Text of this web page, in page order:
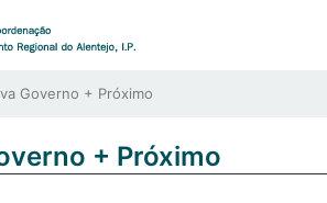
Governo + Próximo
+ Próximo